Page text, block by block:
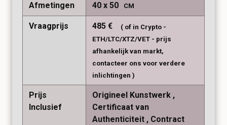
Afmetingen 40 50 CM
Vraagprijs 485 €
( of in Crypto -
ETH/LTC/XTZ/VET - prijs
afhankelijk van markt,
contacteer ons voor verdere
inlichtingen )
Prijs
Inclusief
Origineel Kunstwerk
Certificaat van
Authenticiteit
Contract